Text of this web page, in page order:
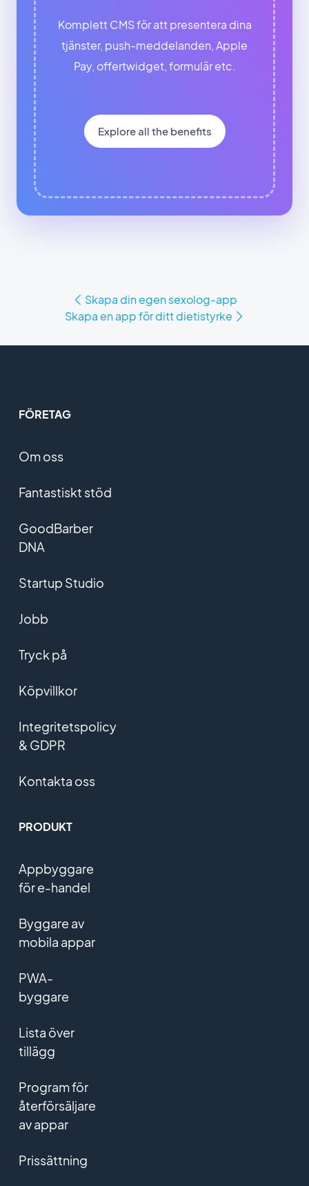
Komplett CMS för att presentera dina
tjänster, push-meddelanden, Apple
Pay, offertwidget, formulär etc.
Explore all the benefits
Skapa din egen sexolog-app
Skapa en app för ditt dietistyrke
FÖRETAG
Om oss
Fantastiskt stöd
GoodBarber
DNA
Startup Studio
Jobb
Tryck på
Köpvillkor
Integritetspolicy
& GDPR
Kontakta oss
PRODUKT
Appbyggare
för e-handel
Byggare av
mobila appar
PWA-
byggare
Lista över
tillägg
Program för
återförsäljare
av appar
Prissättning